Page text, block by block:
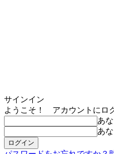
サインイン
ようこそ！ アカウントにロ
あ
あ